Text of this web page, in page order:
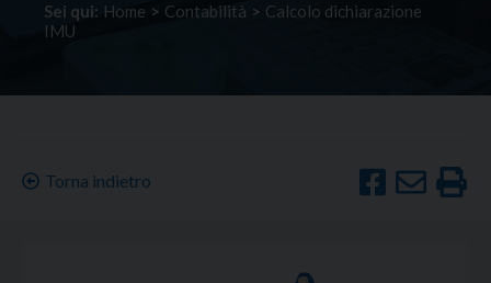
Sei qui: Home > Contabilità > Calcolo dichiarazione
IMU
Torna indietro